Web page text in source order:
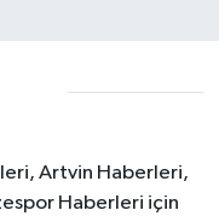
Artvin Haberleri,
Haberleri için